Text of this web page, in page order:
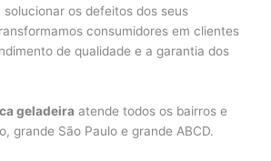
os defeitos dos seus
consumidores em clientes
de qualidade e a garantia dos
geladeira atende todos os bairros e
grande São Paulo e grande ABCD.